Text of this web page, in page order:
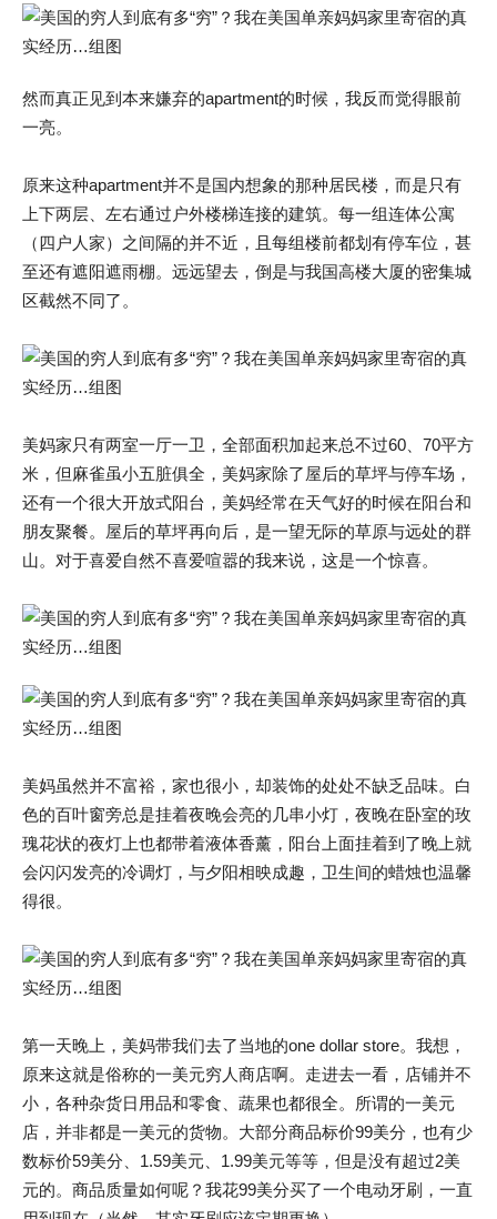
然而真正见到本来嫌弃的apartment的时候，我反而觉得眼前
一亮。
原来这种apartment并不是国内想象的那种居民楼，而是只有
上下两层、左右通过户外楼梯连接的建筑。每一组连体公寓
（四户人家）之间隔的并不近，且每组楼前都划有停车位，甚
至还有遮阳遮雨棚。远远望去，倒是与我国高楼大厦的密集城
区截然不同了。
美妈家只有两室一厅一卫，全部面积加起来总不过60、70平方
米，但麻雀虽小五脏俱全，美妈家除了屋后的草坪与停车场，
还有一个很大开放式阳台，美妈经常在天气好的时候在阳台和
朋友聚餐。屋后的草坪再向后，是一望无际的草原与远处的群
山。对于喜爱自然不喜爱喧嚣的我来说，这是一个惊喜。
美妈虽然并不富裕，家也很小，却装饰的处处不缺乏品味。白
色的百叶窗旁总是挂着夜晚会亮的几串小灯，夜晚在卧室的玫
瑰花状的夜灯上也都带着液体香薰，阳台上面挂着到了晚上就
会闪闪发亮的冷调灯，与夕阳相映成趣，卫生间的蜡烛也温馨
得很。
第一天晚上，美妈带我们去了当地的one dollar store。我想，
原来这就是俗称的一美元穷人商店啊。走进去一看，店铺并不
小，各种杂货日用品和零食、蔬果也都很全。所谓的一美元
店，并非都是一美元的货物。大部分商品标价99美分，也有少
数标价59美分、1.59美元、1.99美元等等，但是没有超过2美
元的。商品质量如何呢？我花99美分买了一个电动牙刷，一直